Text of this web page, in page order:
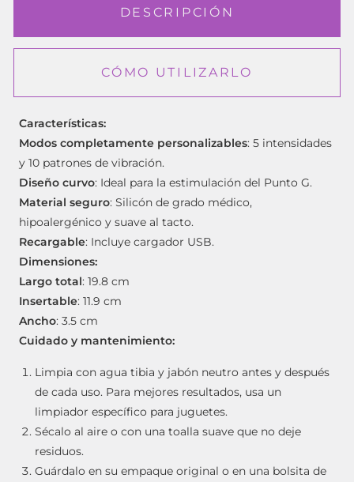
DESCRIPCIÓN
CÓMO UTILIZARLO
Características:
Modos completamente personalizables: 5 intensidades
y 10 patrones de vibración.
Diseño curvo: Ideal para la estimulación del Punto G.
Material seguro: Silicón de grado médico,
hipoalergénico y suave al tacto.
Recargable: Incluye cargador USB.
Dimensiones:
Largo total: 19.8 cm
Insertable: 11.9 cm
Ancho: 3.5 cm
Cuidado y mantenimiento:
Limpia con agua tibia y jabón neutro antes y después
de cada uso. Para mejores resultados, usa un
limpiador específico para juguetes.
Sécalo al aire o con una toalla suave que no deje
residuos.
Guárdalo en su empaque original o en una bolsita de